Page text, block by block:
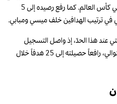
كل واحدة من مبارياته الثلاث الأولى في كأس العالم. كما رفع رصيده إلى 5
في ترتيب الهدافين خلف ميسي ومبابي.
عند هذا الحدّ، إذ واصل التسجيل
للمباراة الدولية الرسمية الـ 13 على التوالي، رافعاً حصيلته إلى 25 هدفاً خلال